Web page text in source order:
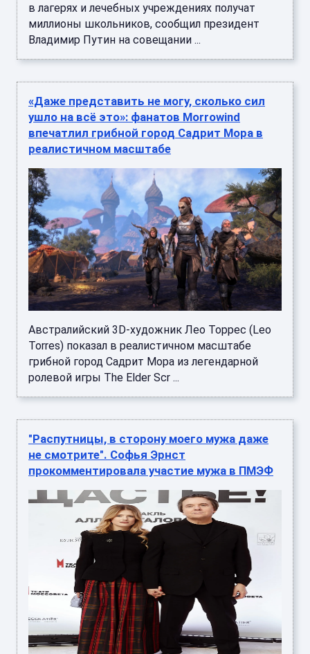
в лагерях и лечебных учреждениях получат
миллионы школьников, сообщил президент
Владимир Путин на совещании ...
«Даже представить не могу, сколько сил
ушло на всё это»: фанатов Morrowind
впечатлил грибной город Садрит Мора в
реалистичном масштабе
Австралийский 3D-художник Лео Торрес (Leo
Torres) показал в реалистичном масштабе
грибной город Садрит Мора из легендарной
ролевой игры The Elder Scr ...
"Распутницы, в сторону моего мужа даже
не смотрите". Софья Эрнст
прокомментировала участие мужа в ПМЭФ